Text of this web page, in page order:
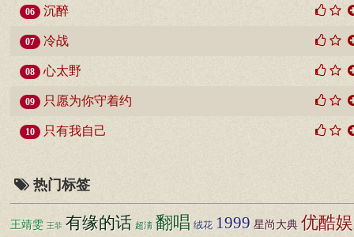
06 沉醉
07 冷战
08 心太野
09 只愿为你守着约
10 只有我自己
热门标签
王靖雯 王菲 有缘的话 超淸 翻唱 绒花 1999 星尚大典 优酷